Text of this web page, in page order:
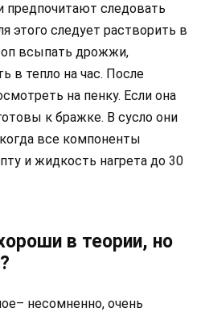
следовать
этого следует растворить в
всыпать дрожжи,
в тепло на час. После
на пенку. Если она
к бражке. В сусло они
все компоненты
и жидкость нагрета до 30
в теории, но
несомненно, очень